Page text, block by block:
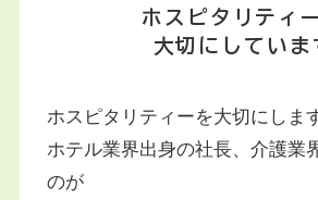
ホスピタリティ
大切にしていま
ホスピタリティーを大切にしま
ホテル業界出身の社長、介護業
のが